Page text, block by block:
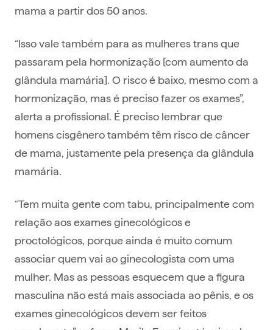
mama a partir dos 50 anos.
“Isso vale também para as mulheres trans que
passaram pela hormonização [com aumento da
glândula mamária]. O risco é baixo, mesmo com a
hormonização, mas é preciso fazer os exames”,
alerta a profissional. É preciso lembrar que
homens cisgênero também têm risco de câncer
de mama, justamente pela presença da glândula
mamária.
“Tem muita gente com tabu, principalmente com
relação aos exames ginecológicos e
proctológicos, porque ainda é muito comum
associar quem vai ao ginecologista com uma
mulher. Mas as pessoas esquecem que a figura
masculina não está mais associada ao pênis, e os
exames ginecológicos devem ser feitos